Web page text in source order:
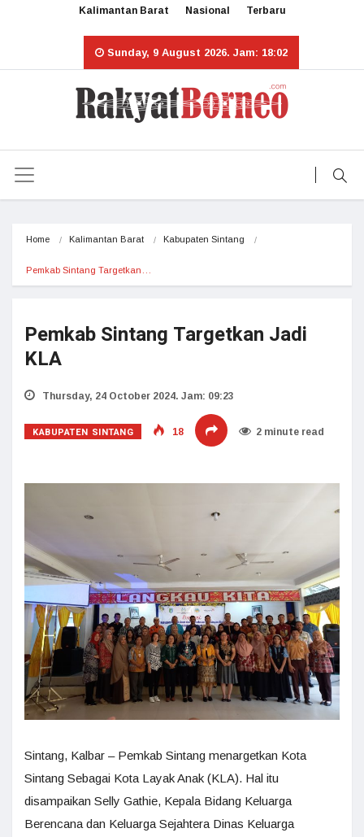
Kalimantan Barat Nasional Terbaru
Sunday, 9 August 2026. Jam: 18:02
Home Kalimantan Barat Kabupaten Sintang
Pemkab Sintang Targetkan…
Pemkab Sintang Targetkan Jadi
KLA
Thursday, 24 October 2024. Jam: 09:23
KABUPATEN SINTANG 18 2 minute read
Sintang, Kalbar – Pemkab Sintang menargetkan Kota
Sintang Sebagai Kota Layak Anak (KLA). Hal itu
disampaikan Selly Gathie, Kepala Bidang Keluarga
Berencana dan Keluarga Sejahtera Dinas Keluarga